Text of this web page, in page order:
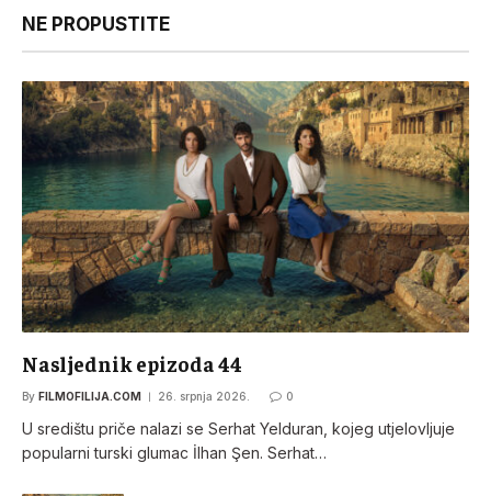
NE PROPUSTITE
Nasljednik epizoda 44
By FILMOFILIJA.COM 26. srpnja 2026. 0
U središtu priče nalazi se Serhat Yelduran, kojeg utjelovljuje
popularni turski glumac İlhan Şen. Serhat…